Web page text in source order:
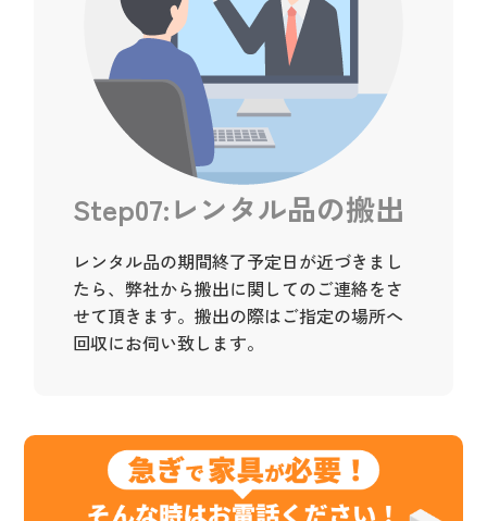
Step07:レンタル品の搬出
レンタル品の期間終了予定日が近づきまし
たら、弊社から搬出に関してのご連絡をさ
せて頂きます。搬出の際はご指定の場所へ
回収にお伺い致します。